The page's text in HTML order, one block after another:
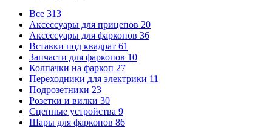
Все 313
Аксессуары для прицепов 20
Аксессуары для фаркопов 36
Вставки под квадрат 61
Запчасти для фаркопов 10
Колпачки на фаркоп 27
Переходники для электрики 11
Подрозетники 23
Розетки и вилки 30
Сцепные устройства 9
Шары для фаркопов 86